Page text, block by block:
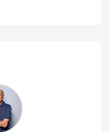
clientes Nubank acontece
geral começa no dia 6.